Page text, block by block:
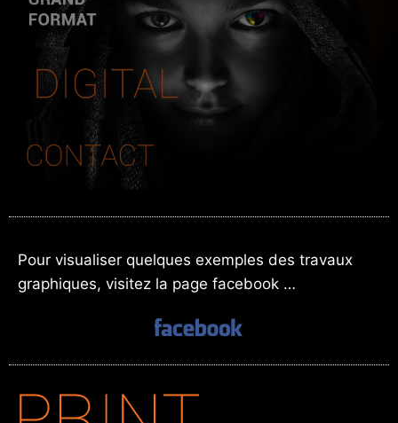
Pour visualiser quelques exemples des travaux
graphiques, visitez la page facebook …